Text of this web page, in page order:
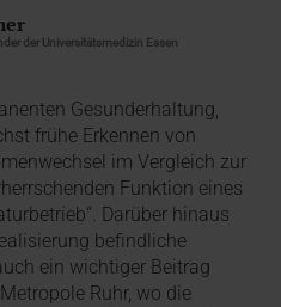
der Universitätsmedizin Essen
Gesunderhaltung,
frühe Erkennen von
im Vergleich zur
Funktion eines
Darüber hinaus
befindliche
ein wichtiger Beitrag
Ruhr, wo die